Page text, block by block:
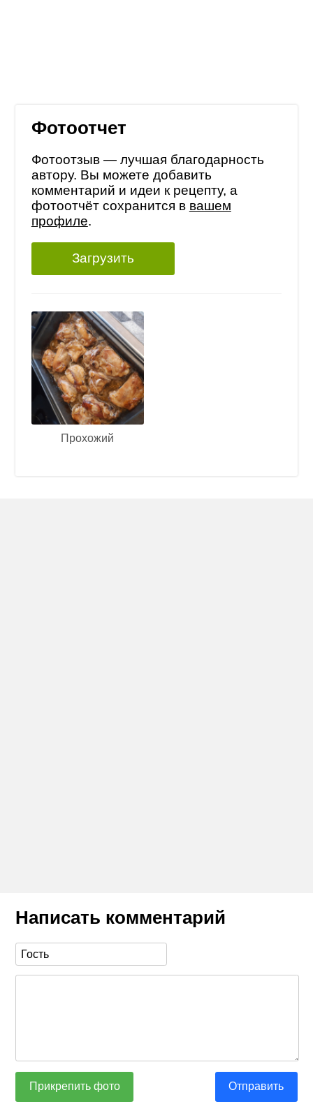
Фотоотчет
Фотоотзыв — лучшая благодарность
автору. Вы можете добавить
комментарий и идеи к рецепту, а
фотоотчёт сохранится в вашем
профиле.
Загрузить
Прохожий
Написать комментарий
Прикрепить фото Отправить